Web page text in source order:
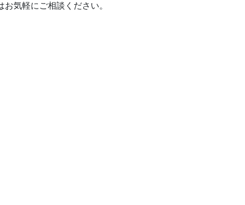
気軽にご相談ください。